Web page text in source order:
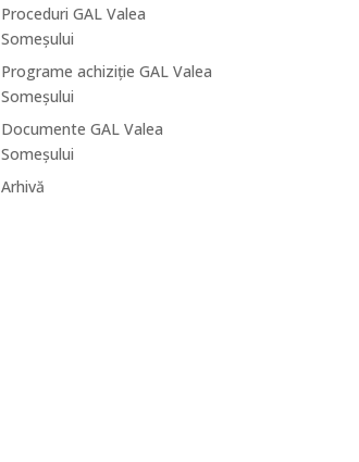
Proceduri GAL Valea
Someșului
Programe achiziție GAL Valea
Someșului
Documente GAL Valea
Someșului
Arhivă